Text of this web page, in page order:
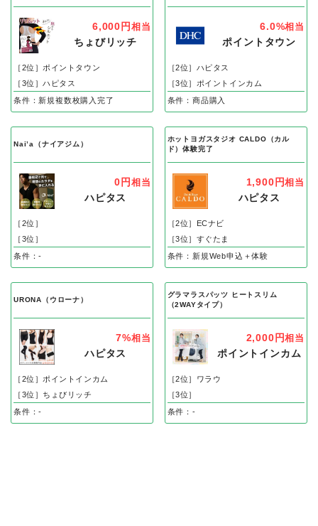
6,000円 相当
ちょびリッチ
［2位］ポイントタウン
［3位］ハピタス
条件：新規複数枚購入完了
6.0%相当
ポイントタウン
［2位］ハピタス
［3位］ポイントインカム
条件：商品購入
Nai’a（ナイアジム）
0円 相当
ハピタス
［2位］
［3位］
条件：-
ホットヨガスタジオ CALDO（カル
ド）体験完了
1,900円相当
ハピタス
［2位］ECナビ
［3位］すぐたま
条件：新規Web申込＋体験
URONA（ウローナ）
7%相当
ハピタス
［2位］ポイントインカム
［3位］ちょびリッチ
条件：-
グラマラスパッツ ヒートスリム
（2WAYタイプ）
2,000円相当
ポイントインカム
［2位］ワラウ
［3位］
条件：-